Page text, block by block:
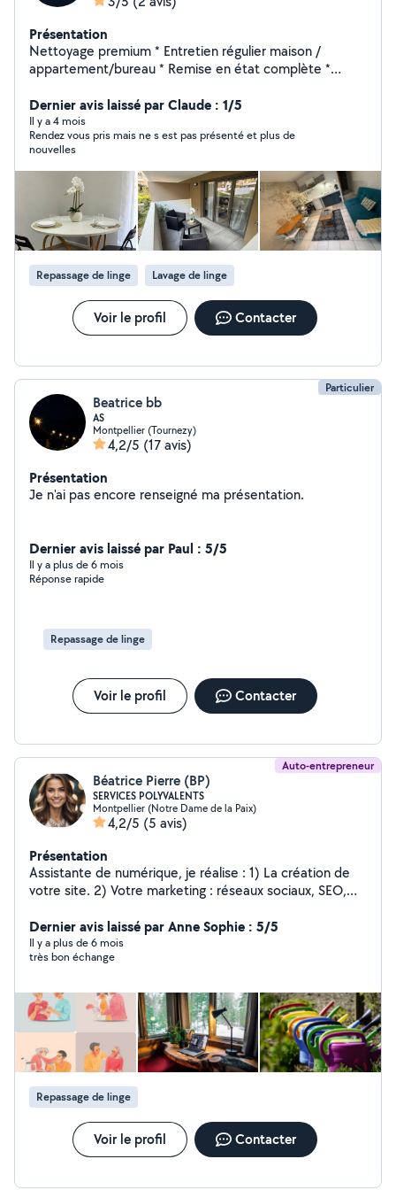
Présentation
Nettoyage premium * Entretien régulier maison /
appartement/bureau * Remise en état complète *
soigné des vitres Service de conciergerie * Gestion des
entrées / sorties voyageurs * Préparation du logement
(linge, mise en place, contrôle qualité) * Gestion du
linge * Vérification et réassort des consommables *
Assistance ponctuelle selon vos besoins Sens du détail
et finitions impeccables Discrétion et fiabilité Réactivité
et communication claire Satisfaction garantie Mon
objectif : vous offrir un service irréprochable pour
valoriser votre bien et garantir une excellente
expérience à vos locataires ou à votre famille.
Dernier avis laissé par Claude : 1/5
Il y a 4 mois
Rendez vous pris mais ne s est pas présenté et plus de
nouvelles
Repassage de linge Lavage de linge
Voir le profil Contacter
Particulier
Beatrice bb
AS
Montpellier (Tournezy)
4,2/5 (17 avis)
Présentation
Je n'ai pas encore renseigné ma présentation.
Dernier avis laissé par Paul : 5/5
Il y a plus de 6 mois
Réponse rapide
Repassage de linge
Voir le profil Contacter
Auto-entrepreneur
Béatrice Pierre (BP)
SERVICES POLYVALENTS
Montpellier (Notre Dame de la Paix)
4,2/5 (5 avis)
Présentation
Assistante de numérique, je réalise : 1) La création de
votre site. 2) Votre marketing : réseaux sociaux, SEO,
visite, etc... Je propose également : 1) Aide à domicile :
- Ménage, repassage, lavage des vitres, courses. 2)
Accompagnement bienveillant des personnes âgées : -
& informatique). 3) Ménage - Repassage. 4) Soutien
scolaire, cours d'anglais. Partez tranquille ! PS : Je vous
offrirai un produit de ménage fait-maison.
Dernier avis laissé par Anne Sophie : 5/5
Il y a plus de 6 mois
très bon échange
Repassage de linge
Voir le profil Contacter